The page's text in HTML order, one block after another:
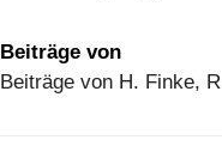
Beiträge von
Beiträge von H. Finke,